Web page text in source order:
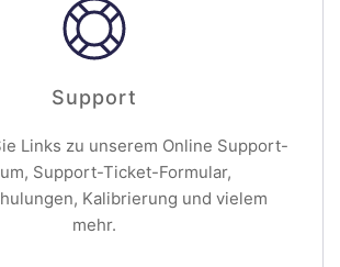
Support
Links zu unserem Online Support-
Support-Ticket-Formular,
Kalibrierung und vielem
mehr.